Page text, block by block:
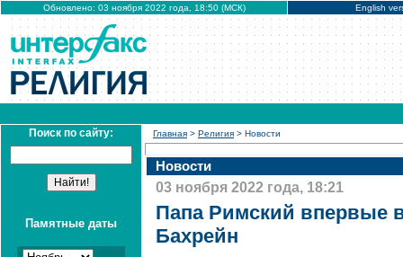
Обновлено: 03 ноября 2022 года, 18:50 (МСК) English
Поиск по сайту:
Памятные даты
Главная > Религия > Новости
Новости
03 ноября 2022 года, 18:21
Папа Римский впервые
Бахрейн